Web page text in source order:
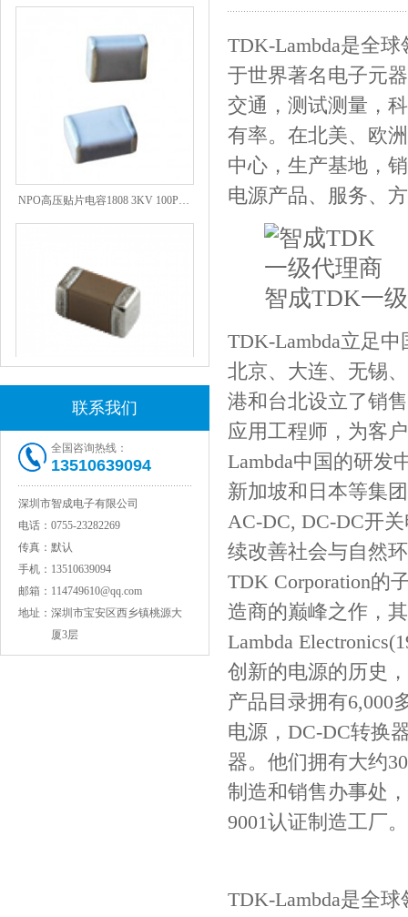
联系我们
全国咨询热线：
13510639094
深圳市智成电子有限公司
电话： 0755-23282269
传真： 默认
手机： 13510639094
邮箱： 114749610@qq.com
地址： 深圳市宝安区西乡镇桃源大
厦3层
TDK-Lambda是全
于世界著名电子元
交通，测试测量，
有率。在北美、欧
中心，生产基地，
电源产品、服务、
智成TDK一
TDK-Lambda立足
北京、大连、无锡
港和台北设立了销
应用工程师，为客
Lambda中国的研发
新加坡和日本等集
AC-DC, DC-DC开
续改善社会与自然
TDK Corporation的
造商的巅峰之作，
Lambda
创新的电源的历史
产品目录拥有6,000
电源，DC-DC转换
器。他们拥有大约
制造和销售办事处
9001认证制造工厂。
TDK-Lambda是全